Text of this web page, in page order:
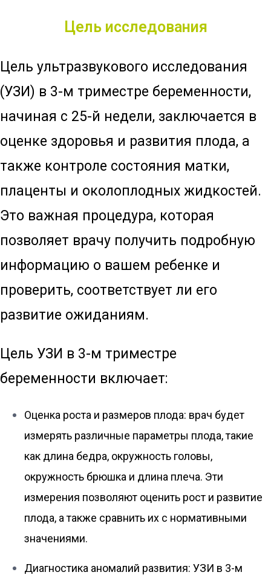
Цель исследования
Цель ультразвукового исследования
(УЗИ) в 3-м триместре беременности,
начиная с 25-й недели, заключается в
оценке здоровья и развития плода, а
также контроле состояния матки,
плаценты и околоплодных жидкостей.
Это важная процедура, которая
позволяет врачу получить подробную
информацию о вашем ребенке и
проверить, соответствует ли его
развитие ожиданиям.
Цель УЗИ в 3-м триместре
беременности включает:
Оценка роста и размеров плода: врач будет
измерять различные параметры плода, такие
как длина бедра, окружность головы,
окружность брюшка и длина плеча. Эти
измерения позволяют оценить рост и развитие
плода, а также сравнить их с нормативными
значениями.
Диагностика аномалий развития: УЗИ в 3-м